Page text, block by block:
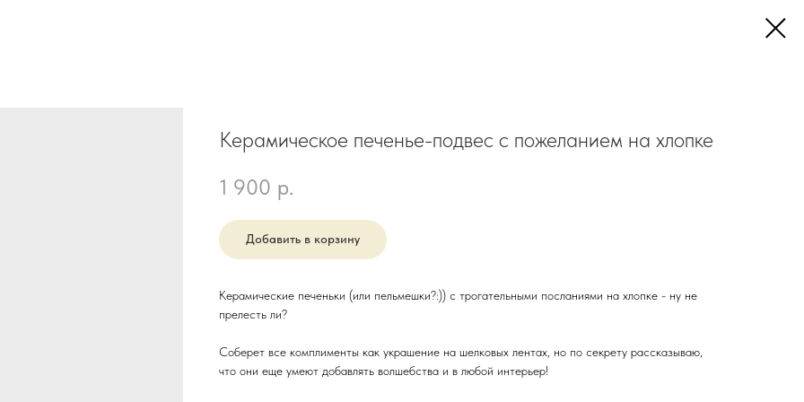
Керамическое печенье-подвес с пожеланием на хлопке
1 900 р.
Добавить в корзину
Керамические печеньки (или пельмешки?:)) с трогательными посланиями на хлопке - ну не
прелесть ли?
Соберет все комплименты как украшение на шелковых лентах, но по секрету рассказываю,
что они еще умеют добавлять волшебства и в любой интерьер!